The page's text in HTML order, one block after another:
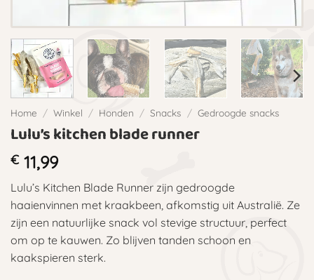
Home / Winkel / Honden / Snacks / Gedroogde snacks
Lulu’s kitchen blade runner
€11,99
Lulu’s Kitchen Blade Runner zijn gedroogde
haaienvinnen met kraakbeen, afkomstig uit Australië. Ze
zijn een natuurlijke snack vol stevige structuur, perfect
om op te kauwen. Zo blijven tanden schoon en
kaakspieren sterk.